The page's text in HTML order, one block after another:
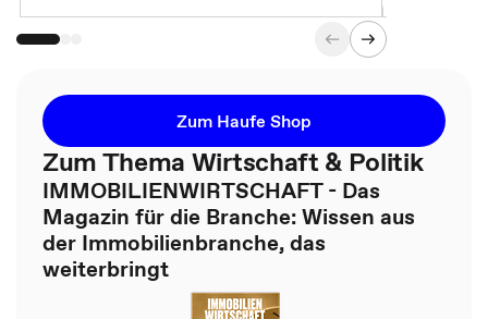
Zum Haufe Shop
Zum Thema Wirtschaft & Politik
IMMOBILIENWIRTSCHAFT - Das
Magazin für die Branche: Wissen aus
der Immobilienbranche, das
weiterbringt